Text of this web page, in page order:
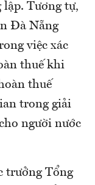
lập. Tương tự,
Đà Nẵng
việc xác
thuế khi
thuế
trong giải
người nước
trưởng Tổng